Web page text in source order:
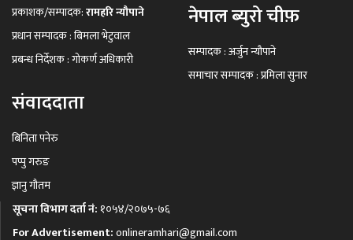
प्रकाशक/सम्पादक:रामहरि न्यौपाने
प्रधान सम्पादक : बिमला भेटुवाल
प्रबन्ध निर्देशक : गोकर्ण अधिकारी
नेपाल ब्युरो चीफ़
सम्पादक : अर्जुन न्यौपाने
समाचार सम्पादक : प्रमिला सुनार
संवाददाता
बिनिता पनेरु
पप्पु गरुङ
ज्ञानु गौतम
सूचना विभाग दर्ता नं: १०५४/२०७५-७६
For Advertisement:onlineramhari@gmail.com